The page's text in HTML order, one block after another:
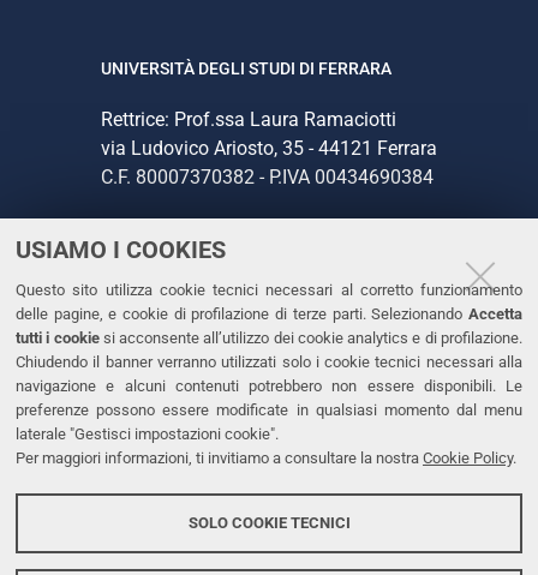
USIAMO I COOKIES
Questo sito utilizza cookie tecnici necessari al corretto funzionamento
delle pagine, e cookie di profilazione di terze parti. Selezionando Accetta
tutti i cookiesi acconsente all’utilizzo dei cookie analytics e di profilazione.
Chiudendo il banner verranno utilizzati solo i cookie tecnici necessari alla
navigazione e alcuni contenuti potrebbero non essere disponibili. Le
preferenze possono essere modificate in qualsiasi momento dal menu
laterale "Gestisci impostazioni cookie".
Per maggiori informazioni, ti invitiamo a consultare la nostra Cookie Policy.
SOLO COOKIE TECNICI
UNIVERSITÀ DEGLI STUDI DI FERRARA
Rettrice: Prof.ssa Laura Ramaciotti
via Ludovico Ariosto, 35 - 44121 Ferrara
C.F. 80007370382 - P.IVA 00434690384
CONTATTI
Tel. +39 0532 293111
Fax. +39 0532 293031
PEC
LINKS
Dichiarazione di accessibilità
Protezione dati personali